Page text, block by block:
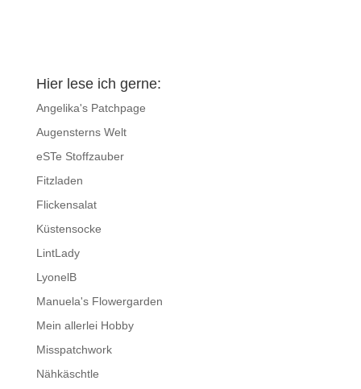
Hier lese ich gerne:
Angelika's Patchpage
Augensterns Welt
eSTe Stoffzauber
Fitzladen
Flickensalat
Küstensocke
LintLady
LyonelB
Manuela's Flowergarden
Mein allerlei Hobby
Misspatchwork
Nähkäschtle